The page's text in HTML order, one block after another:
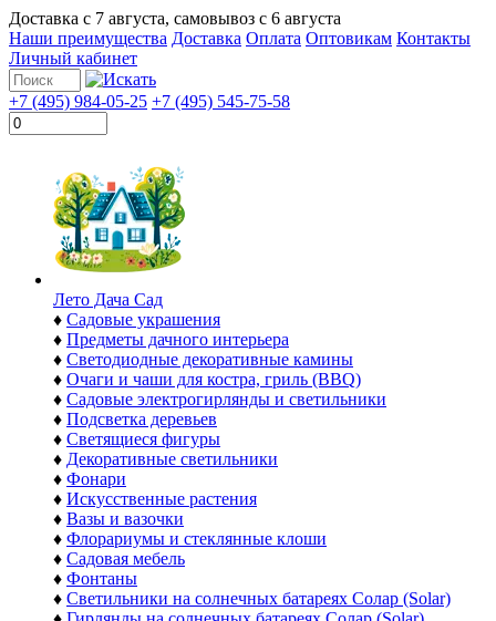
Доставка с 7 августа, самовывоз с 6 августа
Наши преимущества Доставка Оплата Оптовикам Контакты
Личный кабинет
+7 (495) 984-05-25 +7 (495) 545-75-58
Лето Дача Сад
♦ Садовые украшения
♦ Предметы дачного интерьера
♦ Светодиодные декоративные камины
♦ Очаги и чаши для костра, гриль (BBQ)
♦ Садовые электрогирлянды и светильники
♦ Подсветка деревьев
♦ Светящиеся фигуры
♦ Декоративные светильники
♦ Фонари
♦ Искусственные растения
♦ Вазы и вазочки
♦ Флорариумы и стеклянные клоши
♦ Садовая мебель
♦ Фонтаны
♦ Светильники на солнечных батареях Солар (Solar)